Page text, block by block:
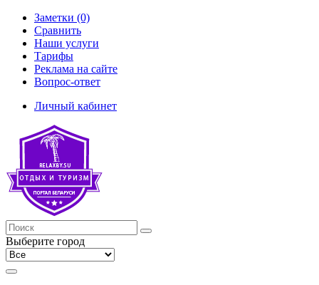
Заметки (0)
Сравнить
Наши услуги
Тарифы
Реклама на сайте
Вопрос-ответ
Личный кабинет
Выберите город